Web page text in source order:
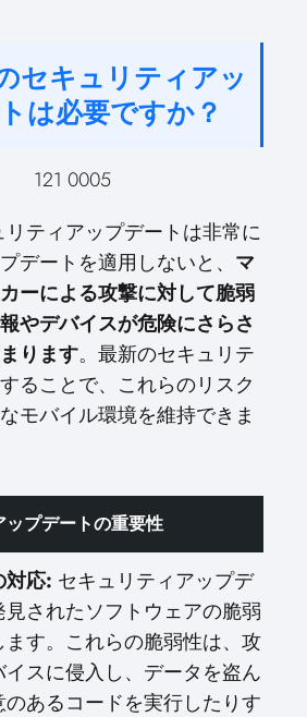
セキュリティアッ
は必要ですか？
ティアップデートは非常に
デートを適用しないと、 マ
ーによる攻撃に対して脆弱
やデバイスが危険にさらさ
ります。最新のセキュリテ
ることで、これらのリスク
モバイル環境を維持できま
ップデートの重要性
対応: セキュリティアップデ
見されたソフトウェアの脆弱
す。これらの脆弱性は、攻
スに侵入し、データを盗ん
のあるコードを実行したりす